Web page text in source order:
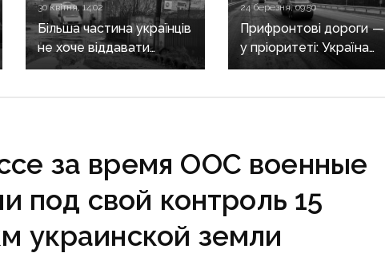
30 квітня, 14:02
Більша частина українців
не хоче віддавати
Донеччину в обмін
24 березня, 09:50
Прифронтові дороги —
у пріоритеті: Україна
відновлює автошляхи
за время ООС военные
под свой контроль 15
украинской земли